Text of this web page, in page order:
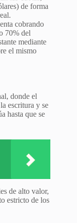
de forma
cobrando
70% del
mediante
el mismo
donde el
escritura y se
hasta que se
de alto valor,
estricto de los